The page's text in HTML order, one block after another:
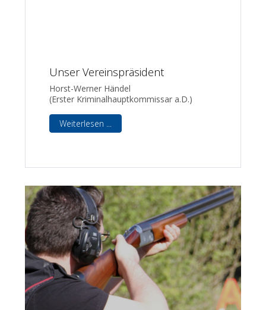
Unser Vereinspräsident
Horst-Werner Händel
(Erster Kriminalhauptkommissar a.D.)
Weiterlesen ...